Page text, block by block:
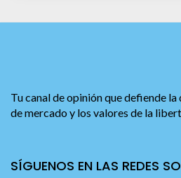
Tu canal de opinión que defiende
de mercado y los valores de la
SÍGUENOS EN LAS REDES